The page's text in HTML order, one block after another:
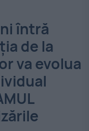
întră
de la
va evolua